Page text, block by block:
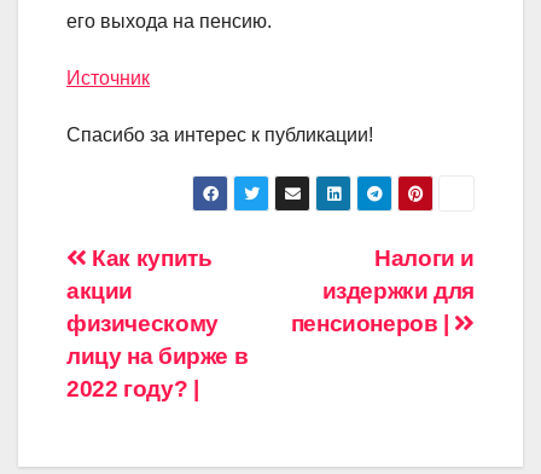
его выхода на пенсию.
Источник
Спасибо за интерес к публикации!
Навигация
по
записям
Налоги и
издержки для
пенсионеров |
Как купить
акции
физическому
лицу на бирже в
2022 году? |